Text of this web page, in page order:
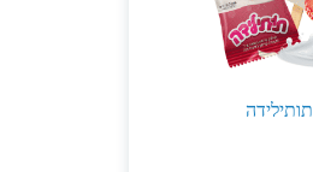
תותילידה